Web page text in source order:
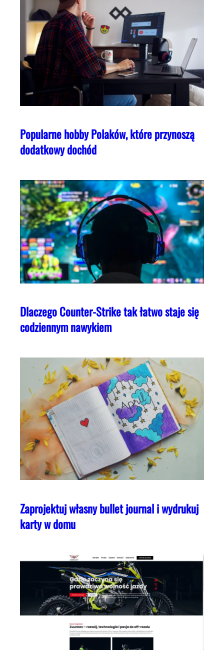
Popularne hobby Polaków, które przynoszą
dodatkowy dochód
Dlaczego Counter-Strike tak łatwo staje się
codziennym nawykiem
Zaprojektuj własny bullet journal i wydrukuj
karty w domu